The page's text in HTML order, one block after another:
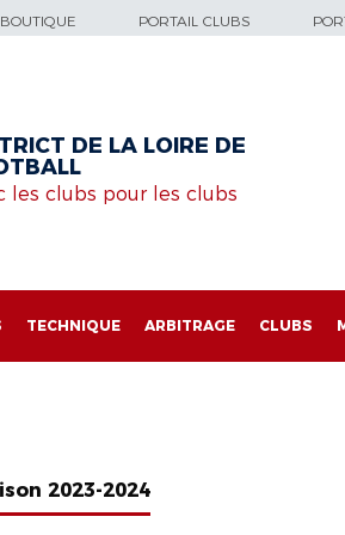
BOUTIQUE PORTAIL CLUBS
DE LA LOIRE DE
les clubs pour les clubs
TECHNIQUE ARBITRAGE CLUBS
2023-2024